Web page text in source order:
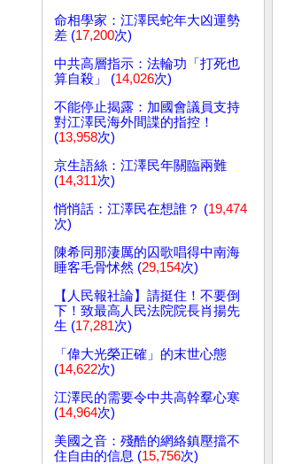
命相學家：江澤民蛇年大凶運勢
差 (17,200次)
中共高層指示：法輪功「打死也
算自殺」 (14,026次)
不能停止揭露：加國會議員支持
對江澤民海外間諜的指控！
(13,958次)
京生語絲：江澤民年關臨兩難
(14,311次)
悄悄話：江澤民在想誰？ (19,474
次)
陳希同那淒厲的囚歌唱得中南海
睡客毛骨怵然 (29,154次)
【人民報社論】請挺住！不要倒
下！致最高人民法院院長肖揚先
生 (17,281次)
「偉大光榮正確」的末世心態
(14,622次)
江澤民的需要令中共高幹羣心寒
(14,964次)
美國之音：殘酷的網絡鎮壓擋不
住自由的信息 (15,756次)